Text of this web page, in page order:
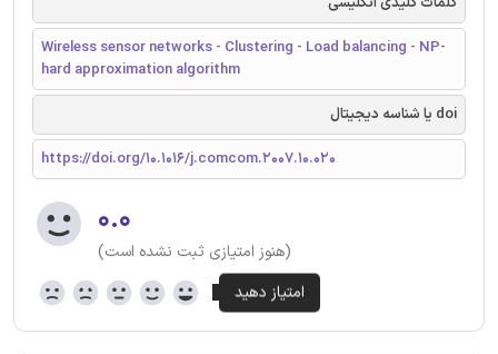
Wireless sensor networks - Clustering - Load balancing - NP-
hard approximation algorithm
doi یا شناسه دیجیتال
https://doi.org/10.1016/j.comcom.2007.10.020
۰.۰
(هنوز امتیازی ثبت نشده است)